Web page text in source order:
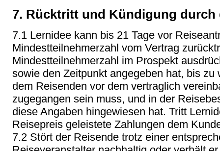
7. Rücktritt und Kündigung durch
7.1 Lernidee kann bis 21 Tage vor
Mindestteilnehmerzahl vom Vertrag
Mindestteilnehmerzahl im Prospekt
sowie den Zeitpunkt angegeben hat, bis
dem Reisenden vor dem vertraglich
zugegangen sein muss, und in der
diese Angaben hingewiesen hat. Tritt
Reisepreis geleistete Zahlungen dem
7.2 Stört der Reisende trotz einer